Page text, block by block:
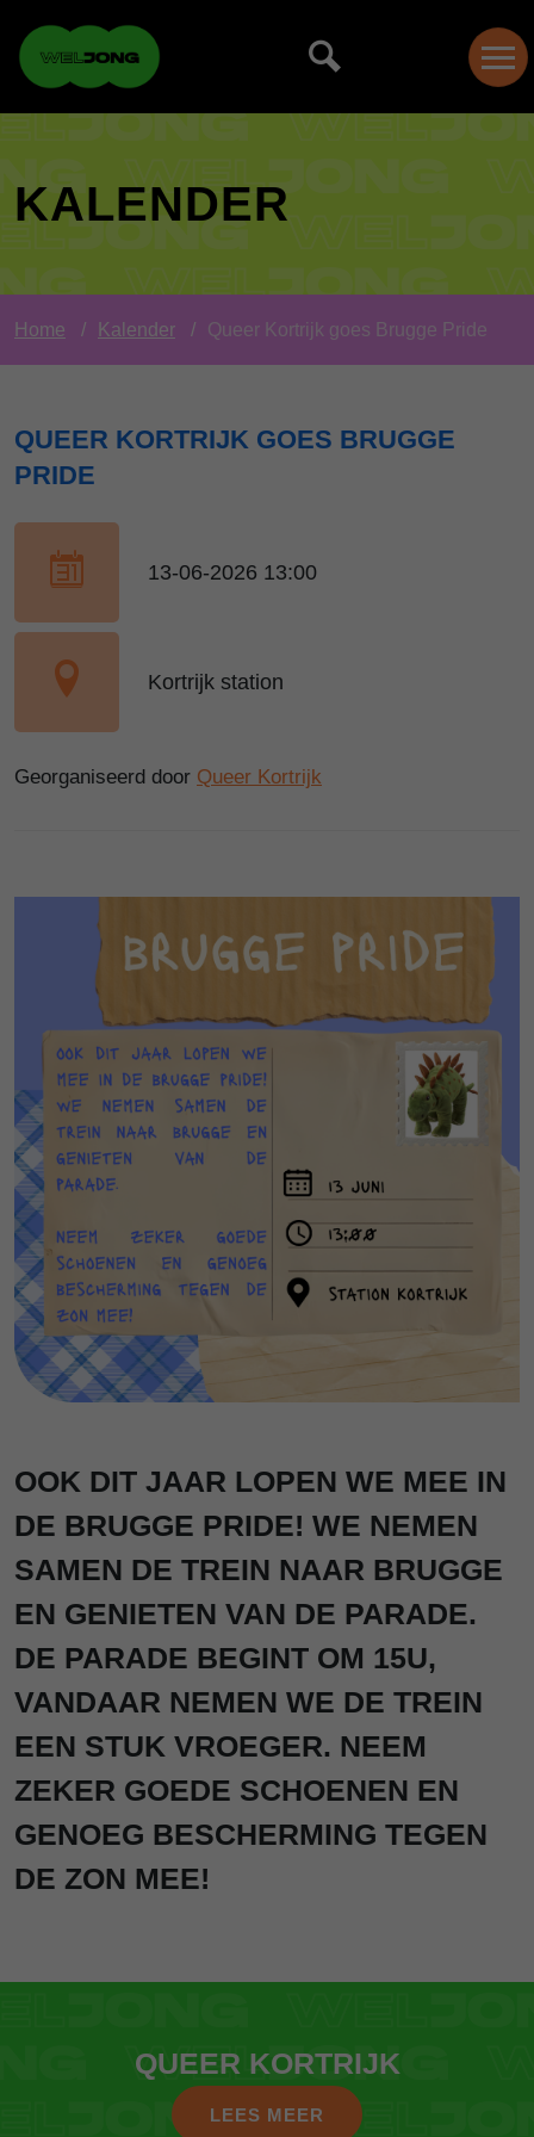
KALENDER
Home Kalender Queer Kortrijk goes Brugge Pride
QUEER KORTRIJK GOES BRUGGE
PRIDE
13-06-2026 13:00
Kortrijk station
Georganiseerd door Queer Kortrijk
OOK DIT JAAR LOPEN WE MEE IN
DE BRUGGE PRIDE! WE NEMEN
SAMEN DE TREIN NAAR BRUGGE
EN GENIETEN VAN DE PARADE.
DE PARADE BEGINT OM 15U,
VANDAAR NEMEN WE DE TREIN
EEN STUK VROEGER. NEEM
ZEKER GOEDE SCHOENEN EN
GENOEG BESCHERMING TEGEN
DE ZON MEE!
QUEER KORTRIJK
LEES MEER